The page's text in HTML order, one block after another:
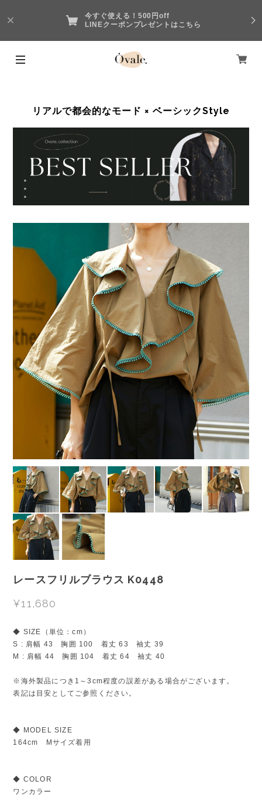
今すぐ使える！500円off
LINEクーポンプレゼントはこちら
リアルで都会的なモード × ベーシックStyle
レースフリルブラウス K0448
¥11,680
◆ SIZE（単位：cm）
S : 肩幅 43 胸囲 100 着丈 63 袖丈 39
M : 肩幅 44 胸囲 104 着丈 64 袖丈 40
※海外製品につき1～3cm程度の誤差がある場合がございます。
表記は目安としてご参照ください。
◆ MODEL SIZE
164cm Mサイズ着用
◆ COLOR
ワンカラー